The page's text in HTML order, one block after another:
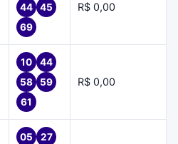
44
45
69
R$ 0,00
10
44
58
59
61
R$ 0,00
05
27